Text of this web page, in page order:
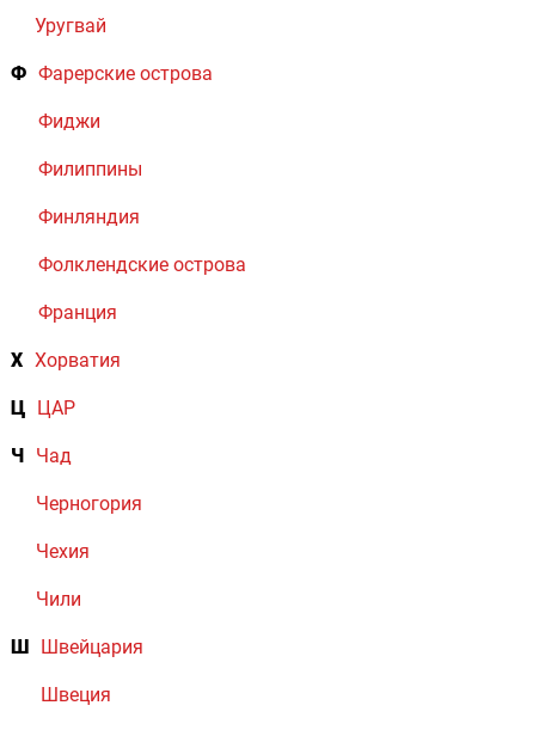
Уругвай
Ф Фарерские острова
Фиджи
Филиппины
Финляндия
Фолклендские острова
Франция
Х Хорватия
Ц ЦАР
Ч Чад
Черногория
Чехия
Чили
Ш Швейцария
Швеция